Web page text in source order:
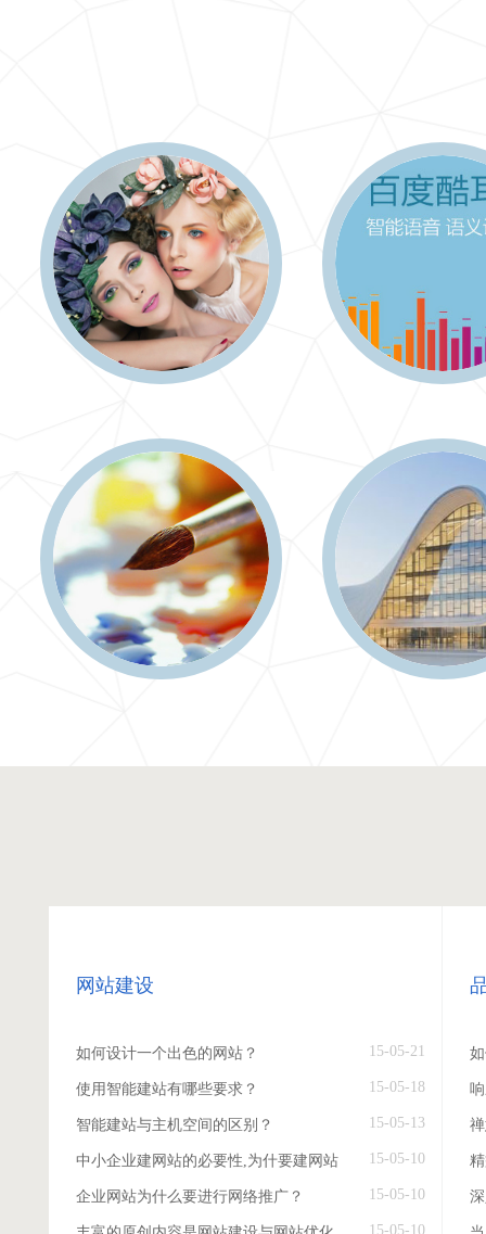
网站建设
如何设计一个出色的网站？ 15-05-21
使用智能建站有哪些要求？ 15-05-18
智能建站与主机空间的区别？ 15-05-13
中小企业建网站的必要性,为什要建网站 15-05-10
企业网站为什么要进行网络推广？ 15-05-10
15-05-10